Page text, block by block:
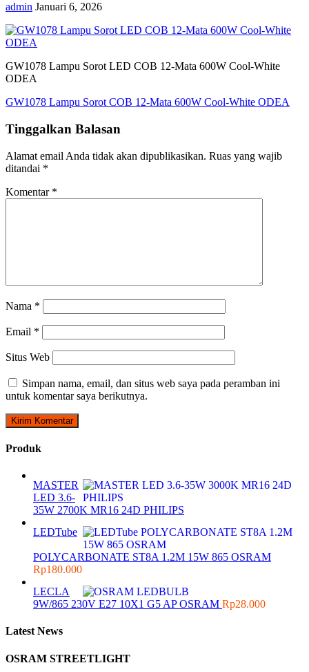
admin Januari 6, 2026
GW1078 Lampu Sorot LED COB 12-Mata 600W Cool-White
ODEA
Navigasi
pos
GW1078 Lampu Sorot COB 12-Mata 600W Cool-White ODEA
Tinggalkan Balasan
Alamat email Anda tidak akan dipublikasikan. Ruas yang wajib
ditandai *
Komentar *
Nama *
Email *
Situs Web
Simpan nama, email, dan situs web saya pada peramban ini
untuk komentar saya berikutnya.
Produk
MASTER
LED 3.6-
35W 2700K MR16 24D PHILIPS
LEDTube
POLYCARBONATE ST8A 1.2M 15W 865 OSRAM
Rp180.000
LECLA
9W/865 230V E27 10X1 G5 AP OSRAM Rp28.000
Latest News
OSRAM STREETLIGHT